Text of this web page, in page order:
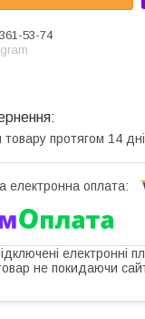
53-74
протягом 14
електронні
не покидаючи